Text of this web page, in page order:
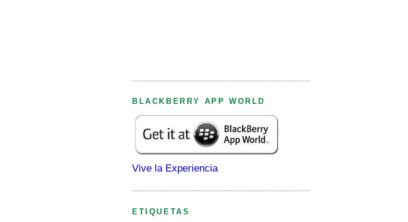
BLACKBERRY APP WORLD
Vive la Experiencia
ETIQUETAS